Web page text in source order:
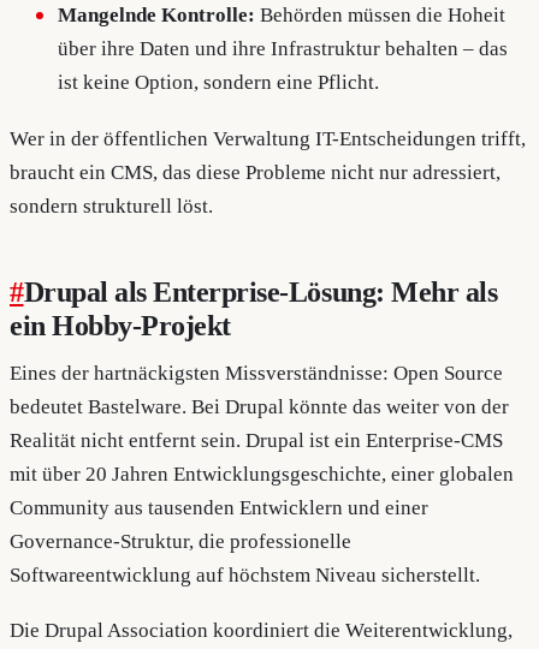
Mangelnde Kontrolle: Behörden müssen die Hoheit
über ihre Daten und ihre Infrastruktur behalten – das
ist keine Option, sondern eine Pflicht.
Wer in der öffentlichen Verwaltung IT-Entscheidungen trifft,
braucht ein CMS, das diese Probleme nicht nur adressiert,
sondern strukturell löst.
#Drupal als Enterprise-Lösung: Mehr als
ein Hobby-Projekt
Eines der hartnäckigsten Missverständnisse: Open Source
bedeutet Bastelware. Bei Drupal könnte das weiter von der
Realität nicht entfernt sein. Drupal ist ein Enterprise-CMS
mit über 20 Jahren Entwicklungsgeschichte, einer globalen
Community aus tausenden Entwicklern und einer
Governance-Struktur, die professionelle
Softwareentwicklung auf höchstem Niveau sicherstellt.
Die Drupal Association koordiniert die Weiterentwicklung,